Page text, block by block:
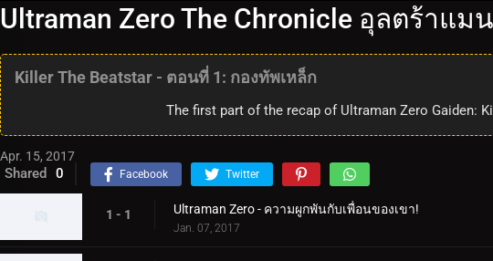
Ultraman Zero The Chronicle อุลตร้าแม
Killer The Beatstar - ตอนที่ 1: กองทัพเหล็ก
The first part of the recap of Ultraman Zero Gaiden:
Apr. 15, 2017
Shared 0 Facebook Twitter
1 - 1 Ultraman Zero - ความผูกพันกับเพื่อนของเขา!
Jan. 07, 2017